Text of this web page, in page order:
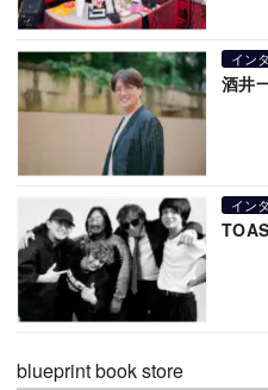
イン
酒井
イン
blueprint book store